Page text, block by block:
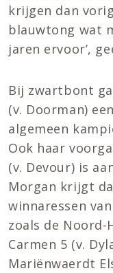
krijgen dan
blauwtong wat
jaren ervoor’,
Bij zwartbont
(v. Doorman)
algemeen
Ook haar
(v. Devour) is
Morgan krijgt
winnaressen
zoals de
Carmen 5 (v.
Mariënwaerdt